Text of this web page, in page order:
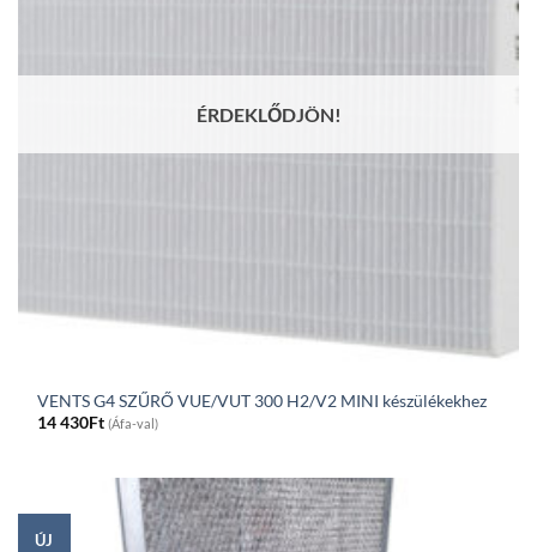
ÉRDEKLŐDJÖN!
VENTS G4 SZŰRŐ VUE/VUT 300 H2/V2 MINI készülékekhez
14 430Ft (Áfa-val)
ÚJ